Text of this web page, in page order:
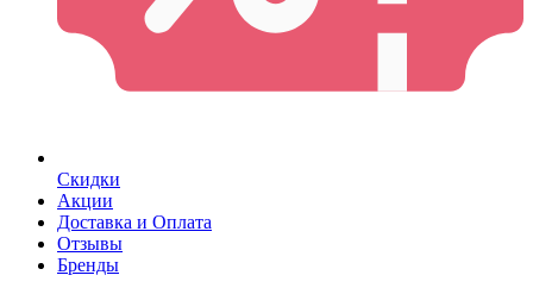
Скидки
Акции
Доставка и Оплата
Отзывы
Бренды